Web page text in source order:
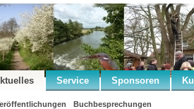
Service Sponsoren
Buchbesprechungen